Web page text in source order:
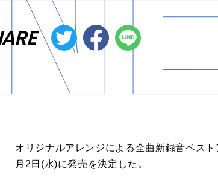
オリジナルアレンジによる全曲新録音ベス
月2日(水)に発売を決定した。